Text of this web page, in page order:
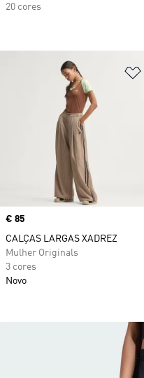
20 cores
Price
€ 85
CALÇAS LARGAS XADREZ
Mulher Originals
3 cores
Novo